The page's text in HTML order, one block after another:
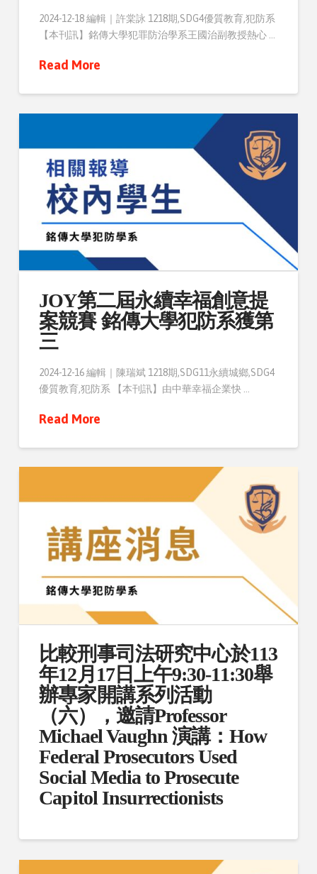
2024-12-18 編輯｜許棠詠 1218期,SDG4優質教育,犯防系
【本刊訊】銘傳大學犯罪防治學系王國治副教授熱心 …
Read More
JOY第二屆永續幸福創意提
案競賽 銘傳大學犯防系獲第
三
2024-12-16 編輯｜陳瑞斌 1218期,SDG11永續城鄉,SDG4
優質教育,犯防系 【本刊訊】由中華幸福企業快 …
Read More
比較刑事司法研究中心於113
年12月17日上午9:30-11:30舉
辦專家開講系列活動
（六），邀請Professor
Michael Vaughn 演講：How
Federal Prosecutors Used
Social Media to Prosecute
Capitol Insurrectionists